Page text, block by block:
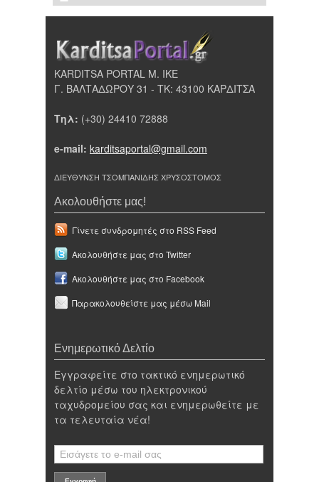
KARDITSA PORTAL Μ. ΙΚΕ
Γ. ΒΑΛΤΑΔΩΡΟΥ 31 - ΤΚ: 43100 ΚΑΡΔΙΤΣΑ
Τηλ: (+30) 24410 72888
e-mail: karditsaportal@gmail.com
ΔΙΕΥΘΥΝΣΗ ΤΣΟΜΠΑΝΙΔΗΣ ΧΡΥΣΟΣΤΟΜΟΣ
Ακολουθήστε μας!
Γίνετε συνδρομητές στο RSS Feed
Ακολουθήστε μας στο Twitter
Ακολουθήστε μας στο Facebook
Παρακολουθείστε μας μέσω Mail
Ενημερωτικό Δελτίο
Εγγραφείτε στο τακτικό ενημερωτικό
δελτίο μέσω του ηλεκτρονικού
ταχυδρομείου σας και ενημερωθείτε με
τα τελευταία νέα!